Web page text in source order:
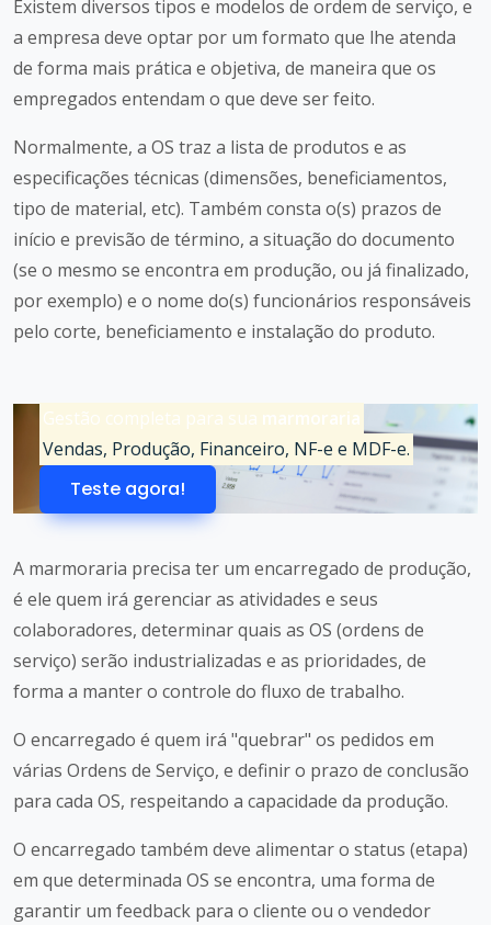
Existem diversos tipos e modelos de ordem de serviço, e
a empresa deve optar por um formato que lhe atenda
de forma mais prática e objetiva, de maneira que os
empregados entendam o que deve ser feito.
Normalmente, a OS traz a lista de produtos e as
especificações técnicas (dimensões, beneficiamentos,
tipo de material, etc). Também consta o(s) prazos de
início e previsão de término, a situação do documento
(se o mesmo se encontra em produção, ou já finalizado,
por exemplo) e o nome do(s) funcionários responsáveis
pelo corte, beneficiamento e instalação do produto.
Gestão completa para sua marmoraria
Vendas, Produção, Financeiro, NF-e e MDF-e.
Teste agora!
A marmoraria precisa ter um encarregado de produção,
é ele quem irá gerenciar as atividades e seus
colaboradores, determinar quais as OS (ordens de
serviço) serão industrializadas e as prioridades, de
forma a manter o controle do fluxo de trabalho.
O encarregado é quem irá "quebrar" os pedidos em
várias Ordens de Serviço, e definir o prazo de conclusão
para cada OS, respeitando a capacidade da produção.
O encarregado também deve alimentar o status (etapa)
em que determinada OS se encontra, uma forma de
garantir um feedback para o cliente ou o vendedor